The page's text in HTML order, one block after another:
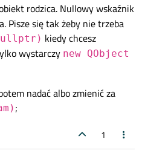
rodzica. Nullowy wskaźnik
Pisze się tak żeby nie trzeba
kiedy chcesz
wystarczy new QObject
nadać albo zmienić za
;
1